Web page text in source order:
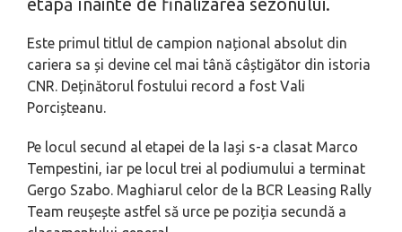
Este primul titlul de campion național absolut din
cariera sa și devine cel mai tână câștigător din istoria
CNR. Deținătorul fostului record a fost Vali
Porcișteanu.
Pe locul secund al etapei de la Iași s-a clasat Marco
Tempestini, iar pe locul trei al podiumului a terminat
Gergo Szabo. Maghiarul celor de la BCR Leasing Rally
Team reușește astfel să urce pe poziția secundă a